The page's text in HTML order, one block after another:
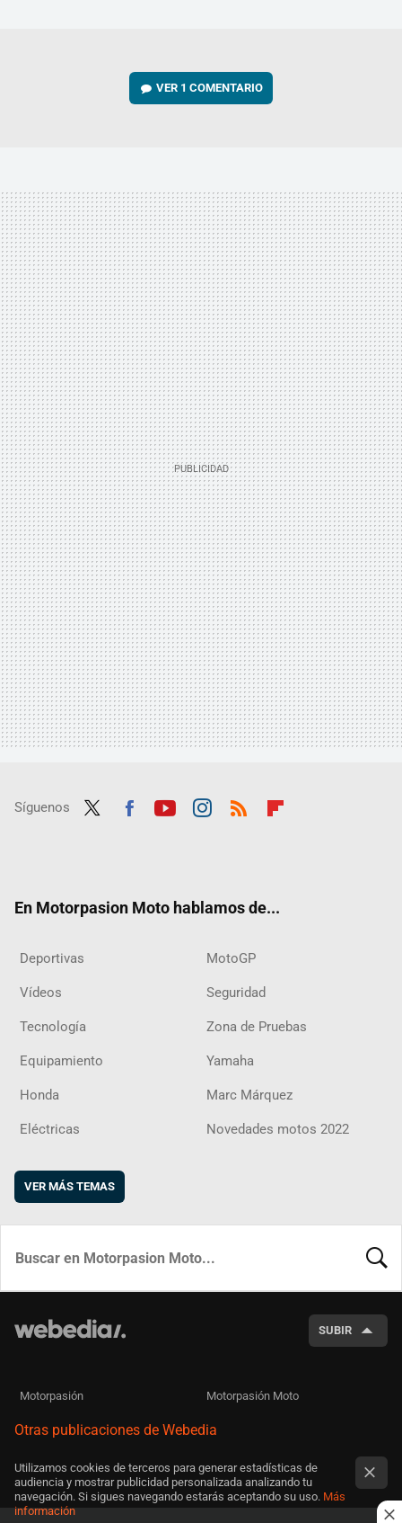
VER 1 COMENTARIO
Síguenos
En Motorpasion Moto hablamos de...
Deportivas MotoGP
Vídeos Seguridad
Tecnología Zona de Pruebas
Equipamiento Yamaha
Honda Marc Márquez
Eléctricas Novedades motos 2022
VER MÁS TEMAS
SUBIR
Motorpasión Motorpasión Moto
Otras publicaciones de Webedia
Utilizamos cookies de terceros para generar estadísticas de
audiencia y mostrar publicidad personalizada analizando tu
navegación. Si sigues navegando estarás aceptando su uso. Más
información